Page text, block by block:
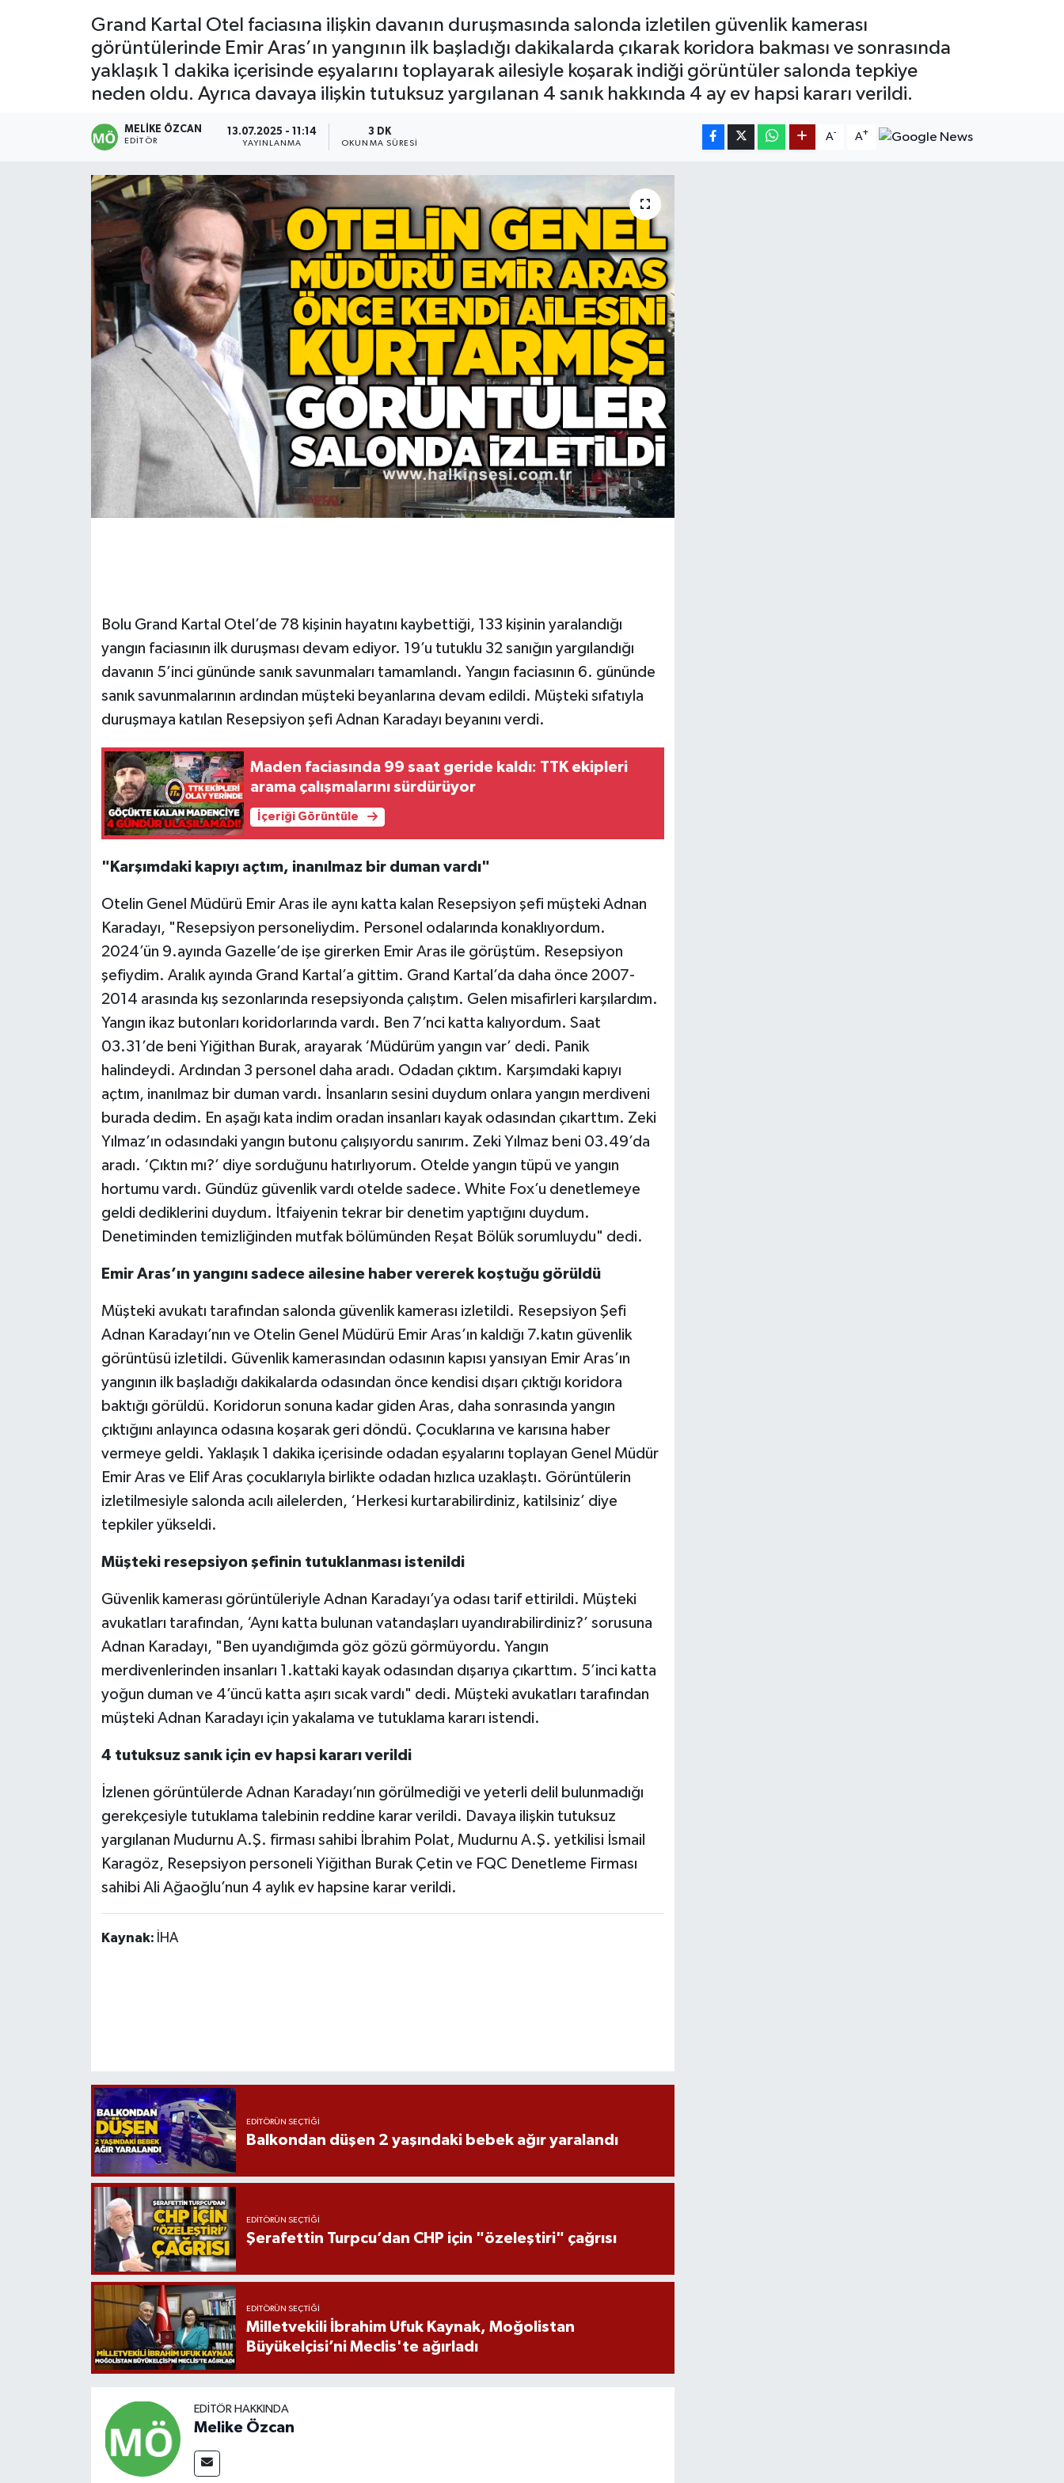
Grand Kartal Otel faciasına ilişkin davanın duruşmasında salonda izletilen güvenlik kamerası
görüntülerinde Emir Aras’ın yangının ilk başladığı dakikalarda çıkarak koridora bakması ve sonrasında
yaklaşık 1 dakika içerisinde eşyalarını toplayarak ailesiyle koşarak indiği görüntüler salonda tepkiye
neden oldu. Ayrıca davaya ilişkin tutuksuz yargılanan 4 sanık hakkında 4 ay ev hapsi kararı verildi.
MELIKE ÖZCAN
EDITÖR
13.07.2025 - 11:14
YAYINLANMA
3 DK
OKUNMA SÜRESI
A- A+
Bolu Grand Kartal Otel’de 78 kişinin hayatını kaybettiği, 133 kişinin yaralandığı
yangın faciasının ilk duruşması devam ediyor. 19’u tutuklu 32 sanığın yargılandığı
davanın 5’inci gününde sanık savunmaları tamamlandı. Yangın faciasının 6. gününde
sanık savunmalarının ardından müşteki beyanlarına devam edildi. Müşteki sıfatıyla
duruşmaya katılan Resepsiyon şefi Adnan Karadayı beyanını verdi.
Maden faciasında 99 saat geride kaldı: TTK ekipleri
arama çalışmalarını sürdürüyor
İçeriği Görüntüle
"Karşımdaki kapıyı açtım, inanılmaz bir duman vardı"
Otelin Genel Müdürü Emir Aras ile aynı katta kalan Resepsiyon şefi müşteki Adnan
Karadayı, "Resepsiyon personeliydim. Personel odalarında konaklıyordum.
2024’ün 9.ayında Gazelle’de işe girerken Emir Aras ile görüştüm. Resepsiyon
şefiydim. Aralık ayında Grand Kartal’a gittim. Grand Kartal’da daha önce 2007-
2014 arasında kış sezonlarında resepsiyonda çalıştım. Gelen misafirleri karşılardım.
Yangın ikaz butonları koridorlarında vardı. Ben 7’nci katta kalıyordum. Saat
03.31’de beni Yiğithan Burak, arayarak ‘Müdürüm yangın var’ dedi. Panik
halindeydi. Ardından 3 personel daha aradı. Odadan çıktım. Karşımdaki kapıyı
açtım, inanılmaz bir duman vardı. İnsanların sesini duydum onlara yangın merdiveni
burada dedim. En aşağı kata indim oradan insanları kayak odasından çıkarttım. Zeki
Yılmaz’ın odasındaki yangın butonu çalışıyordu sanırım. Zeki Yılmaz beni 03.49’da
aradı. ‘Çıktın mı?’ diye sorduğunu hatırlıyorum. Otelde yangın tüpü ve yangın
hortumu vardı. Gündüz güvenlik vardı otelde sadece. White Fox’u denetlemeye
geldi dediklerini duydum. İtfaiyenin tekrar bir denetim yaptığını duydum.
Denetiminden temizliğinden mutfak bölümünden Reşat Bölük sorumluydu" dedi.
Emir Aras’ın yangını sadece ailesine haber vererek koştuğu görüldü
Müşteki avukatı tarafından salonda güvenlik kamerası izletildi. Resepsiyon Şefi
Adnan Karadayı’nın ve Otelin Genel Müdürü Emir Aras’ın kaldığı 7.katın güvenlik
görüntüsü izletildi. Güvenlik kamerasından odasının kapısı yansıyan Emir Aras’ın
yangının ilk başladığı dakikalarda odasından önce kendisi dışarı çıktığı koridora
baktığı görüldü. Koridorun sonuna kadar giden Aras, daha sonrasında yangın
çıktığını anlayınca odasına koşarak geri döndü. Çocuklarına ve karısına haber
vermeye geldi. Yaklaşık 1 dakika içerisinde odadan eşyalarını toplayan Genel Müdür
Emir Aras ve Elif Aras çocuklarıyla birlikte odadan hızlıca uzaklaştı. Görüntülerin
izletilmesiyle salonda acılı ailelerden, ‘Herkesi kurtarabilirdiniz, katilsiniz’ diye
tepkiler yükseldi.
Müşteki resepsiyon şefinin tutuklanması istenildi
Güvenlik kamerası görüntüleriyle Adnan Karadayı’ya odası tarif ettirildi. Müşteki
avukatları tarafından, ‘Aynı katta bulunan vatandaşları uyandırabilirdiniz?’ sorusuna
Adnan Karadayı, "Ben uyandığımda göz gözü görmüyordu. Yangın
merdivenlerinden insanları 1.kattaki kayak odasından dışarıya çıkarttım. 5’inci katta
yoğun duman ve 4’üncü katta aşırı sıcak vardı" dedi. Müşteki avukatları tarafından
müşteki Adnan Karadayı için yakalama ve tutuklama kararı istendi.
4 tutuksuz sanık için ev hapsi kararı verildi
İzlenen görüntülerde Adnan Karadayı’nın görülmediği ve yeterli delil bulunmadığı
gerekçesiyle tutuklama talebinin reddine karar verildi. Davaya ilişkin tutuksuz
yargılanan Mudurnu A.Ş. firması sahibi İbrahim Polat, Mudurnu A.Ş. yetkilisi İsmail
Karagöz, Resepsiyon personeli Yiğithan Burak Çetin ve FQC Denetleme Firması
sahibi Ali Ağaoğlu’nun 4 aylık ev hapsine karar verildi.
Kaynak: İHA
EDITÖRÜN SEÇTIĞI
Balkondan düşen 2 yaşındaki bebek ağır yaralandı
EDITÖRÜN SEÇTIĞI
Şerafettin Turpcu’dan CHP için "özeleştiri" çağrısı
EDITÖRÜN SEÇTIĞI
Milletvekili İbrahim Ufuk Kaynak, Moğolistan
Büyükelçisi’ni Meclis'te ağırladı
EDITÖR HAKKINDA
Melike Özcan
BİLİM VE TEKNOLOJİ
Ekonomi
GÜNDEM
Resmi İlan